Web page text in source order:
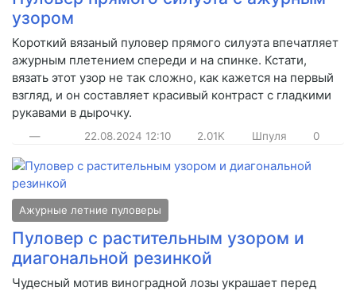
узором
Короткий вязаный пуловер прямого силуэта впечатляет
ажурным плетением спереди и на спинке. Кстати,
вязать этот узор не так сложно, как кажется на первый
взгляд, и он составляет красивый контраст с гладкими
рукавами в дырочку.
— 22.08.2024 12:10 2.01K Шпуля 0
Ажурные летние пуловеры
Пуловер с растительным узором и
диагональной резинкой
Чудесный мотив виноградной лозы украшает перед